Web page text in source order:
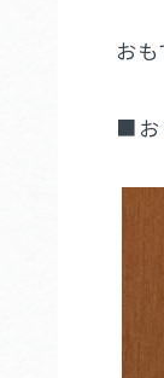
お
■お